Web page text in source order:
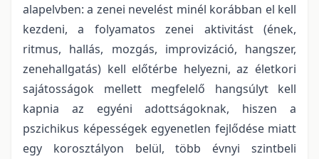
alapelvben: a zenei nevelést minél korábban el kell
kezdeni, a folyamatos zenei aktivitást (ének,
ritmus, hallás, mozgás, improvizáció, hangszer,
zenehallgatás) kell előtérbe helyezni, az életkori
sajátosságok mellett megfelelő hangsúlyt kell
kapnia az egyéni adottságoknak, hiszen a
pszichikus képességek egyenetlen fejlődése miatt
egy korosztályon belül, több évnyi szintbeli